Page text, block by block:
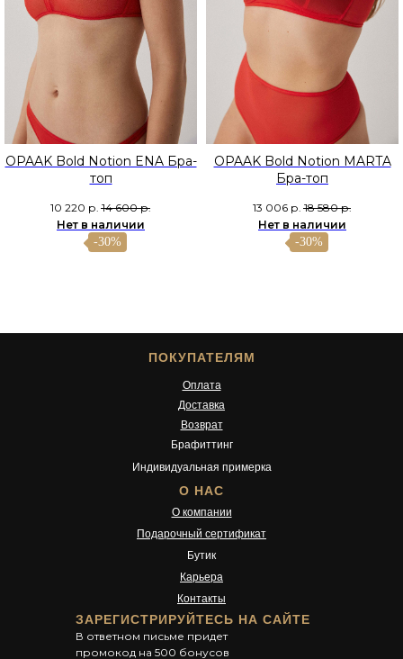
OPAAK Bold Notion ENA Бра-
топ
10 220 р. 14 600 р.
Нет в наличии
-30%
OPAAK Bold Notion MARTA
Бра-топ
13 006 р. 18 580 р.
Нет в наличии
-30%
ПОКУПАТЕЛЯМ
О НАС
ЗАРЕГИСТРИРУЙТЕСЬ НА САЙТЕ
В ответном письме придет
промокод на 500 бонусов
Оплата
Доставка
Брафиттинг
Индивидуальная примерка
Возврат
Подарочный сертификат
О компании
Бутик
Карьера
Контакты